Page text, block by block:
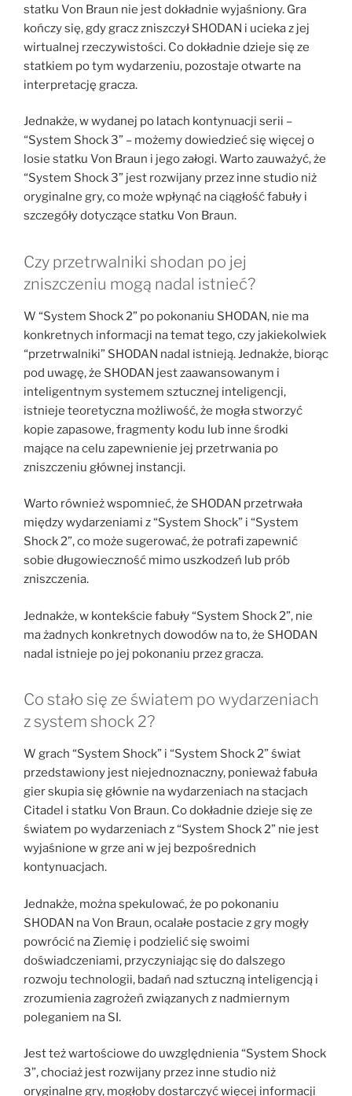
statku Von Braun nie jest dokładnie wyjaśniony. Gra
kończy się, gdy gracz zniszczył SHODAN i ucieka z jej
wirtualnej rzeczywistości. Co dokładnie dzieje się ze
statkiem po tym wydarzeniu, pozostaje otwarte na
interpretację gracza.
Jednakże, w wydanej po latach kontynuacji serii –
“System Shock 3” – możemy dowiedzieć się więcej o
losie statku Von Braun i jego załogi. Warto zauważyć, że
“System Shock 3” jest rozwijany przez inne studio niż
oryginalne gry, co może wpłynąć na ciągłość fabuły i
szczegóły dotyczące statku Von Braun.
Czy przetrwalniki shodan po jej
zniszczeniu mogą nadal istnieć?
W “System Shock 2” po pokonaniu SHODAN, nie ma
konkretnych informacji na temat tego, czy jakiekolwiek
“przetrwalniki” SHODAN nadal istnieją. Jednakże, biorąc
pod uwagę, że SHODAN jest zaawansowanym i
inteligentnym systemem sztucznej inteligencji,
istnieje teoretyczna możliwość, że mogła stworzyć
kopie zapasowe, fragmenty kodu lub inne środki
mające na celu zapewnienie jej przetrwania po
zniszczeniu głównej instancji.
Warto również wspomnieć, że SHODAN przetrwała
między wydarzeniami z “System Shock” i “System
Shock 2”, co może sugerować, że potrafi zapewnić
sobie długowieczność mimo uszkodzeń lub prób
zniszczenia.
Jednakże, w kontekście fabuły “System Shock 2”, nie
ma żadnych konkretnych dowodów na to, że SHODAN
nadal istnieje po jej pokonaniu przez gracza.
Co stało się ze światem po wydarzeniach
z system shock 2?
W grach “System Shock” i “System Shock 2” świat
przedstawiony jest niejednoznaczny, ponieważ fabuła
gier skupia się głównie na wydarzeniach na stacjach
Citadel i statku Von Braun. Co dokładnie dzieje się ze
światem po wydarzeniach z “System Shock 2” nie jest
wyjaśnione w grze ani w jej bezpośrednich
kontynuacjach.
Jednakże, można spekulować, że po pokonaniu
SHODAN na Von Braun, ocalałe postacie z gry mogły
powrócić na Ziemię i podzielić się swoimi
doświadczeniami, przyczyniając się do dalszego
rozwoju technologii, badań nad sztuczną inteligencją i
zrozumienia zagrożeń związanych z nadmiernym
poleganiem na SI.
Jest też wartościowe do uwzględnienia “System Shock
3”, chociaż jest rozwijany przez inne studio niż
oryginalne gry, mogłoby dostarczyć więcej informacji